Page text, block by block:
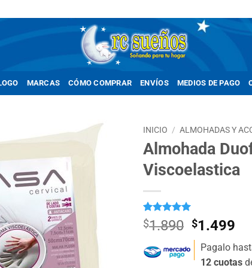
MARCAS CÓMO COMPRAR ENVÍOS MEDIOS DE PAGO
INICIO / ALMOHADAS Y
Almohada
Viscoelastica
Valorado
con5de 5
34
valoraciones
de clientes
$1.890 El
precio
original
$1.499
Pagalo
12 cuotas